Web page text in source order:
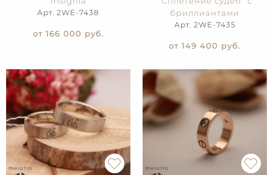
Арт. 2WE-7438
от 166 000 руб.
бриллиантами
Арт. 2WE-7435
от 149 400 руб.